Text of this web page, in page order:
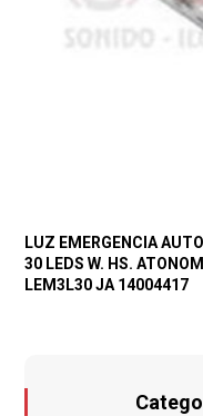
LUZ EMERGENCIA
30 LEDS W. HS.
LEM3L30 JA 14004417